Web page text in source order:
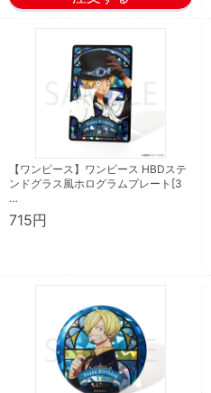
【ワンピース】ワンピース HBDステ
ンドグラス風ホログラムプレート[3
…
715円